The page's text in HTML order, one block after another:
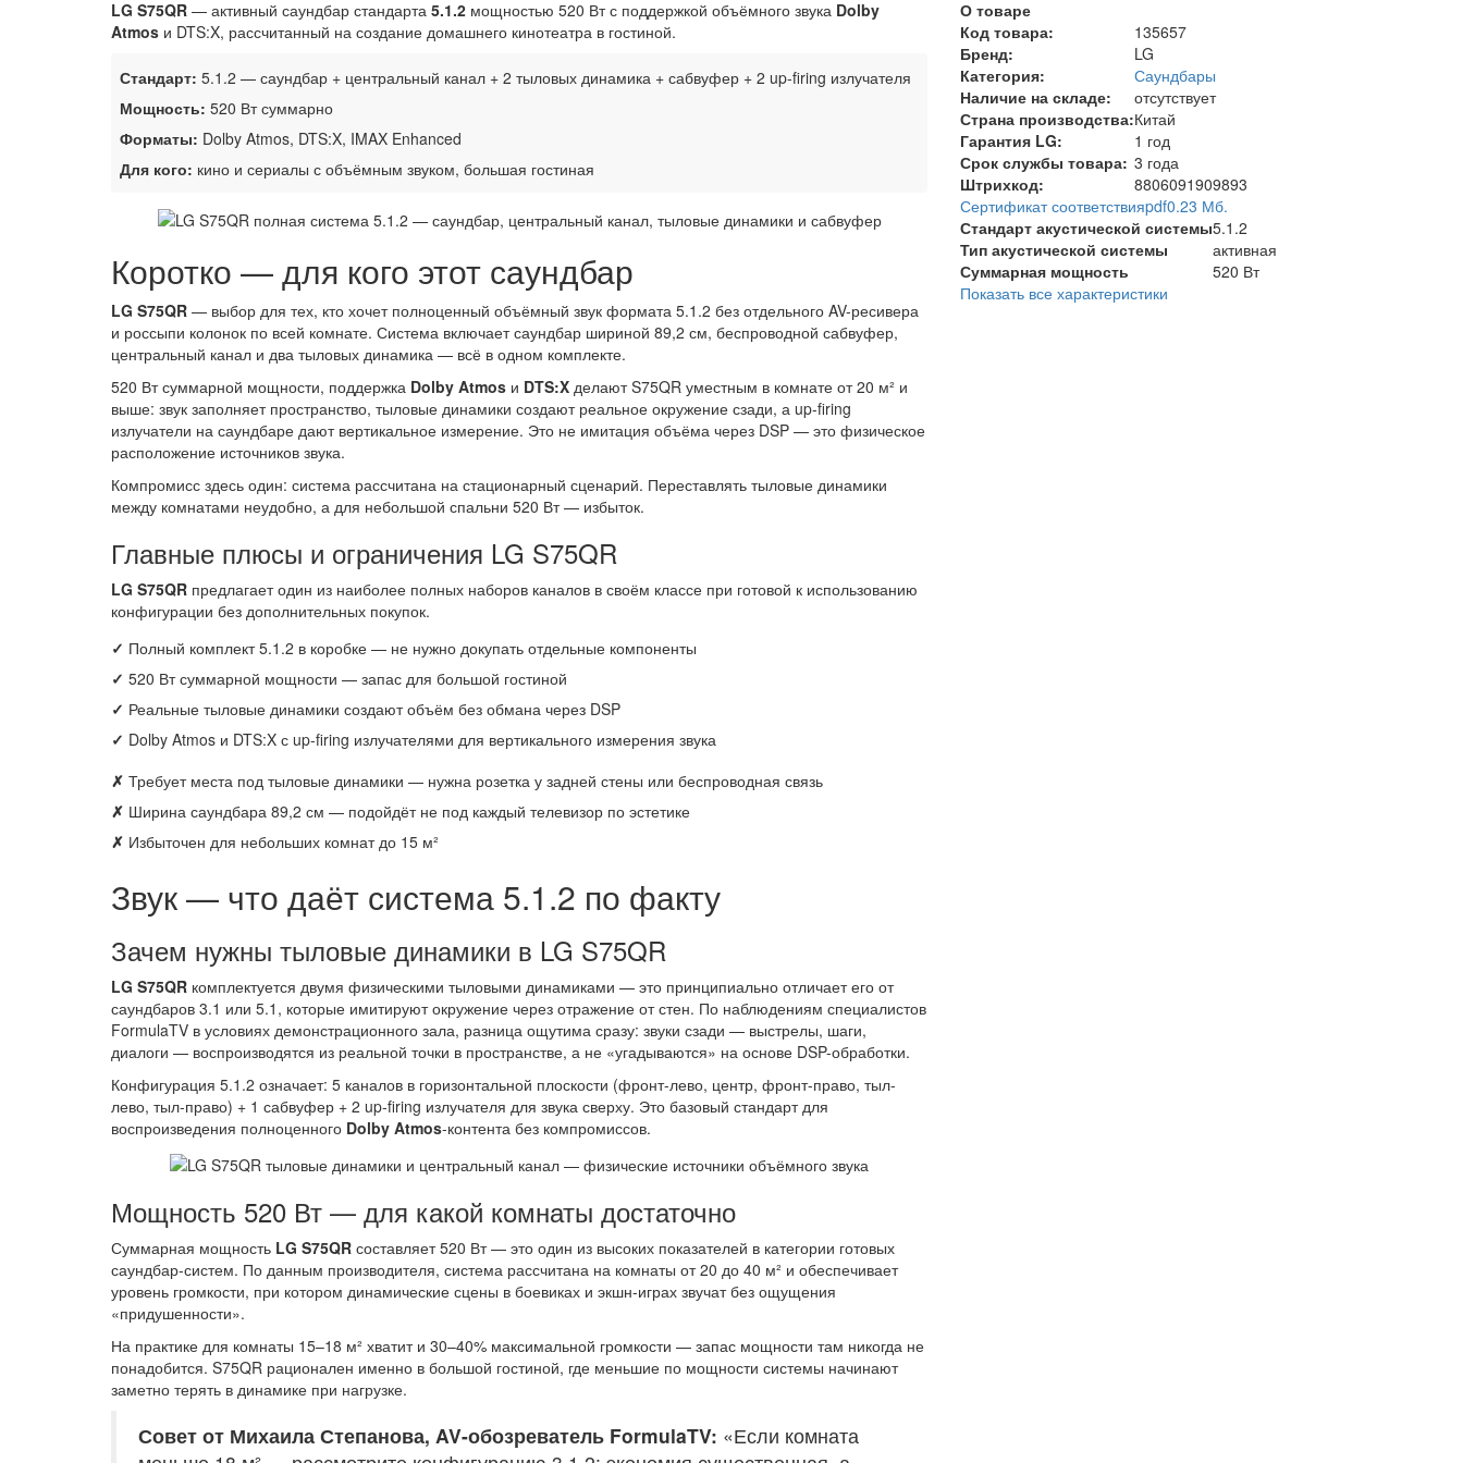
О товаре
Код товара:
135657
Бренд:
LG
Категория:
Саундбары
Наличие на складе:
отсутствует
Страна производства:Китай
Гарантия LG:
1 год
Срок службы товара: 3 года
Штрихкод:
8806091909893
Сертификат соответствияpdf0.23 Мб.
Стандарт акустической системы5.1.2
Тип акустической системы
активная
Суммарная мощность
520 Вт
Показать все характеристики
LG S75QR — активный саундбар стандарта 5.1.2 мощностью 520 Вт с поддержкой объёмного звука Dolby
Atmos и DTS:X, рассчитанный на создание домашнего кинотеатра в гостиной.
Стандарт: 5.1.2 — саундбар + центральный канал + 2 тыловых динамика + сабвуфер + 2 up-firing излучателя
Мощность: 520 Вт суммарно
Форматы: Dolby Atmos, DTS:X, IMAX Enhanced
Для кого: кино и сериалы с объёмным звуком, большая гостиная
Коротко — для кого этот саундбар
LG S75QR — выбор для тех, кто хочет полноценный объёмный звук формата 5.1.2 без отдельного AV-ресивера
и россыпи колонок по всей комнате. Система включает саундбар шириной 89,2 см, беспроводной сабвуфер,
центральный канал и два тыловых динамика — всё в одном комплекте.
520 Вт суммарной мощности, поддержка Dolby Atmos и DTS:X делают S75QR уместным в комнате от 20 м² и
выше: звук заполняет пространство, тыловые динамики создают реальное окружение сзади, а up-firing
излучатели на саундбаре дают вертикальное измерение. Это не имитация объёма через DSP — это физическое
расположение источников звука.
Компромисс здесь один: система рассчитана на стационарный сценарий. Переставлять тыловые динамики
между комнатами неудобно, а для небольшой спальни 520 Вт — избыток.
Главные плюсы и ограничения LG S75QR
LG S75QR предлагает один из наиболее полных наборов каналов в своём классе при готовой к использованию
конфигурации без дополнительных покупок.
✓ Полный комплект 5.1.2 в коробке — не нужно докупать отдельные компоненты
✓ 520 Вт суммарной мощности — запас для большой гостиной
✓ Реальные тыловые динамики создают объём без обмана через DSP
✓ Dolby Atmos и DTS:X с up-firing излучателями для вертикального измерения звука
✗ Требует места под тыловые динамики — нужна розетка у задней стены или беспроводная связь
✗ Ширина саундбара 89,2 см — подойдёт не под каждый телевизор по эстетике
✗ Избыточен для небольших комнат до 15 м²
Звук — что даёт система 5.1.2 по факту
Зачем нужны тыловые динамики в LG S75QR
LG S75QR комплектуется двумя физическими тыловыми динамиками — это принципиально отличает его от
саундбаров 3.1 или 5.1, которые имитируют окружение через отражение от стен. По наблюдениям специалистов
FormulaTV в условиях демонстрационного зала, разница ощутима сразу: звуки сзади — выстрелы, шаги,
диалоги — воспроизводятся из реальной точки в пространстве, а не «угадываются» на основе DSP-обработки.
Конфигурация 5.1.2 означает: 5 каналов в горизонтальной плоскости (фронт-лево, центр, фронт-право, тыл-
лево, тыл-право) + 1 сабвуфер + 2 up-firing излучателя для звука сверху. Это базовый стандарт для
воспроизведения полноценного Dolby Atmos-контента без компромиссов.
Мощность 520 Вт — для какой комнаты достаточно
Суммарная мощность LG S75QR составляет 520 Вт — это один из высоких показателей в категории готовых
саундбар-систем. По данным производителя, система рассчитана на комнаты от 20 до 40 м² и обеспечивает
уровень громкости, при котором динамические сцены в боевиках и экшн-играх звучат без ощущения
«придушенности».
На практике для комнаты 15–18 м² хватит и 30–40% максимальной громкости — запас мощности там никогда не
понадобится. S75QR рационален именно в большой гостиной, где меньшие по мощности системы начинают
заметно терять в динамике при нагрузке.
Совет от Михаила Степанова, AV-обозреватель FormulaTV: «Если комната